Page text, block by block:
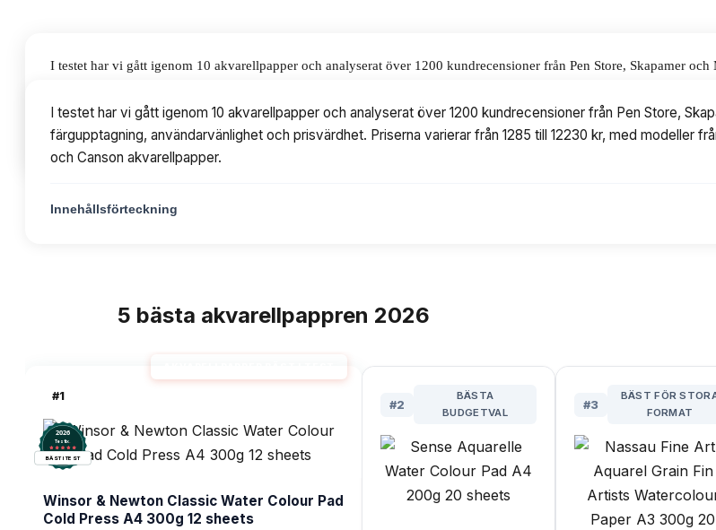
I testet har vi gått igenom 10 akvarellpapper och analyserat över 1200 kundrecensioner från Pen Store, Skapamer
Innehållsförteckning
I testet har vi gått igenom 10 akvarellpapper och analyserat över 1200 kundrecensioner från Pen Store,
färgupptagning, användarvänlighet och prisvärdhet. Priserna varierar från 1285 till 12230 kr, med modeller
och Canson akvarellpapper.
Innehållsförteckning
5 bästa akvarellpappren 2026
#1
2026
Testix.
BÄST I TEST
Winsor & Newton Classic Water Colour Pad
Cold Press A4 300g 12 sheets
#2
BÄSTA
BUDGETVAL
#3
BÄST FÖR
FORMAT